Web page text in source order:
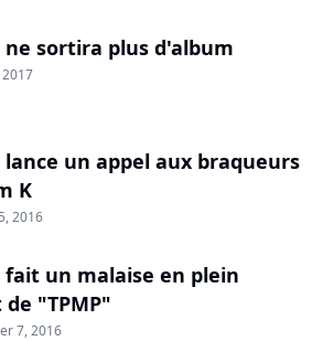
ne sortira plus d'album
lance un appel aux braqueurs
K
2016
fait un malaise en plein
"TPMP"
7, 2016